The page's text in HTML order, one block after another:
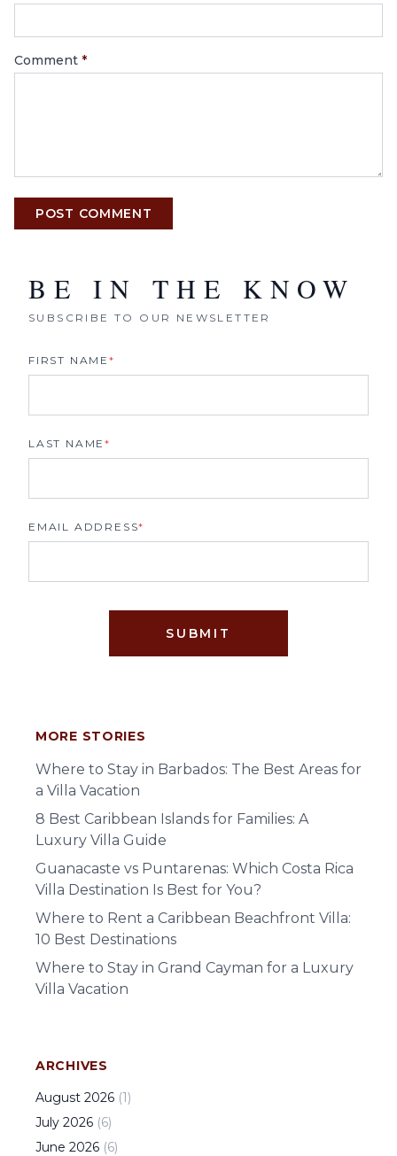
Comment *
POST COMMENT
BE IN THE KNOW
SUBSCRIBE TO OUR NEWSLETTER
FIRST NAME*
LAST NAME*
EMAIL ADDRESS*
SUBMIT
MORE STORIES
Where to Stay in Barbados: The Best Areas for
a Villa Vacation
8 Best Caribbean Islands for Families: A
Luxury Villa Guide
Guanacaste vs Puntarenas: Which Costa Rica
Villa Destination Is Best for You?
Where to Rent a Caribbean Beachfront Villa:
10 Best Destinations
Where to Stay in Grand Cayman for a Luxury
Villa Vacation
ARCHIVES
August 2026 (1)
July 2026 (6)
June 2026 (6)